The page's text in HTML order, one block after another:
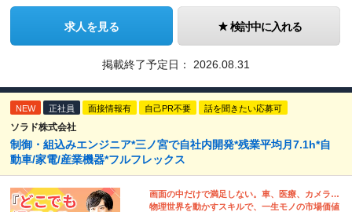
求人を見る 検討中に入れる
掲載終了予定日： 2026.08.31
NEW 正社員 面接情報有 自己PR不要 話を聞きたい応募可
ソラド株式会社
制御・組込みエンジニア*三ノ宮で自社内開発*残業平均月7.1h*自
動車/家電/産業機器*フルフレックス
画面の中だけで満足しない。車、医療、カメラ…
物理世界を動かすスキルで、一生モノの市場価値